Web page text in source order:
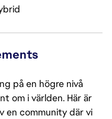
på en högre nivå
om i världen. Här är
en community där vi